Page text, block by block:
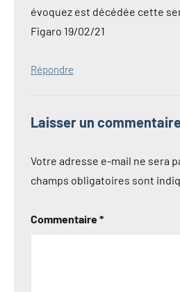
évoquez est décédée cette
Figaro 19/02/21
Répondre
Laisser un
Votre adresse e-mail ne sera
champs obligatoires sont
Commentaire*